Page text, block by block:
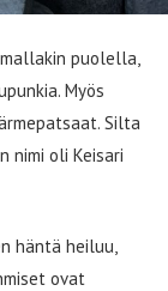
puolella,
Myös
Silta
nimi oli Keisari
häntä heiluu,
ovat